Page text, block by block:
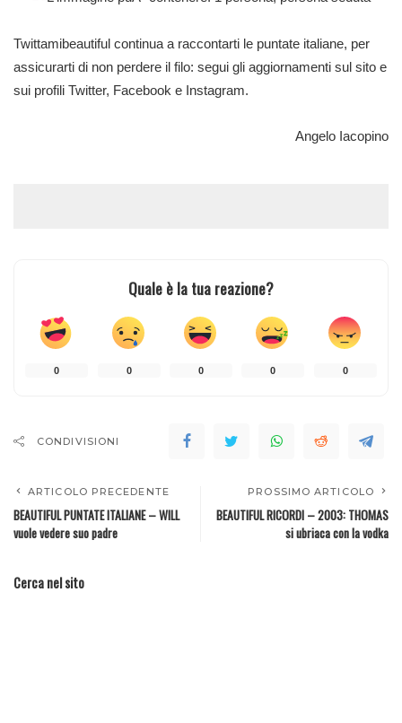
Twittamibeautiful continua a raccontarti le puntate italiane, per
assicurarti di non perdere il filo: segui gli aggiornamenti sul sito e
sui profili Twitter, Facebook e Instagram.
Angelo Iacopino
Quale è la tua reazione?
0 0 0 0 0
CONDIVISIONI
ARTICOLO PRECEDENTE
BEAUTIFUL PUNTATE ITALIANE – WILL
vuole vedere suo padre
PROSSIMO ARTICOLO
BEAUTIFUL RICORDI – 2003: THOMAS
si ubriaca con la vodka
Cerca nel sito